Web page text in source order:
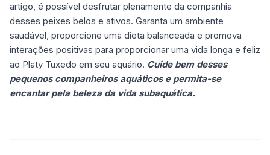
artigo, é possível desfrutar plenamente da companhia
desses peixes belos e ativos. Garanta um ambiente
saudável, proporcione uma dieta balanceada e promova
interações positivas para proporcionar uma vida longa e feliz
ao Platy Tuxedo em seu aquário. Cuide bem desses
pequenos companheiros aquáticos e permita-se
encantar pela beleza da vida subaquática.